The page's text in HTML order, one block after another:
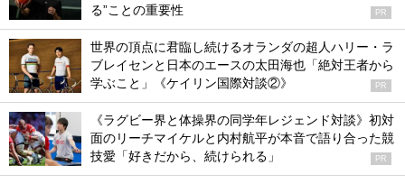
る”ことの重要性
PR
世界の頂点に君臨し続けるオランダの超人ハリー・ラ
ブレイセンと日本のエースの太田海也「絶対王者から
学ぶこと」《ケイリン国際対談②》
PR
《ラグビー界と体操界の同学年レジェンド対談》初対
面のリーチマイケルと内村航平が本音で語り合った競
技愛「好きだから、続けられる」
PR